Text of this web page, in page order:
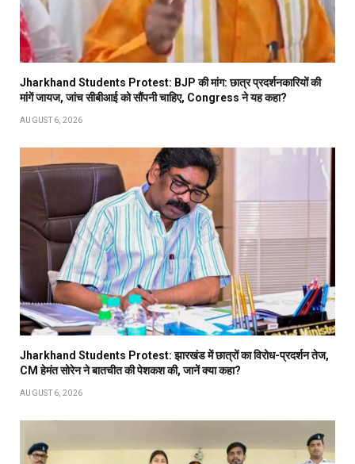
Jharkhand Students Protest: BJP की मांग: छात्र प्रदर्शनकारियों की
मांगें जायज, जांच सीबीआई को सौंपनी चाहिए, Congress ने यह कहा?
AUGUST 6, 2026
Jharkhand Students Protest: झारखंड में छात्रों का विरोध-प्रदर्शन तेज,
CM हेमंत सोरेन ने बातचीत की पेशकश की, जानें क्या कहा?
AUGUST 6, 2026